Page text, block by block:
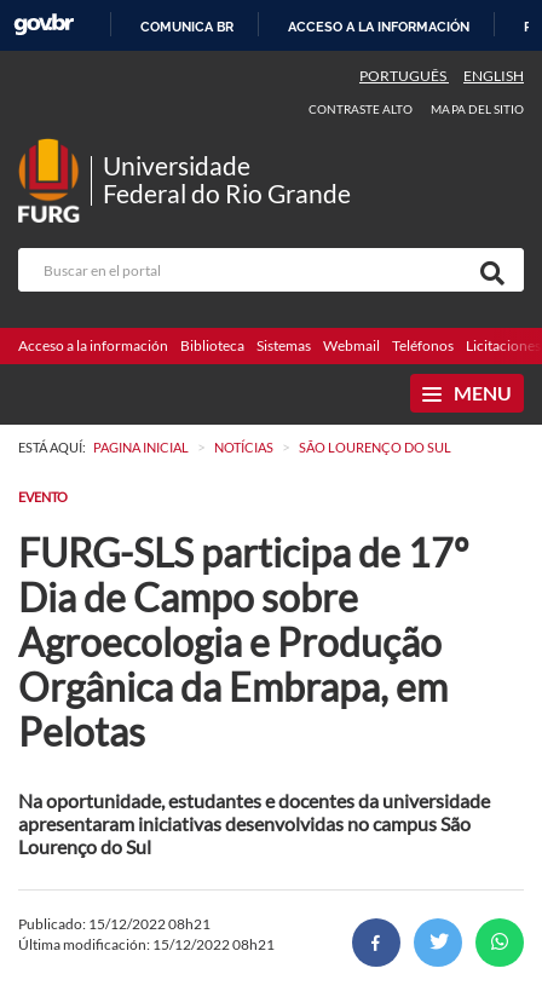
CONTENIDO
COMUNICA BR ACCESO A LA INFORMACIÓN
PORTUGUÊS ENGLISH
CONTRASTE ALTO MAPA DEL SITIO
Universidade
Federal do Rio Grande
Acceso a la información Biblioteca Sistemas Webmail Teléfonos Licitaciones
MENU
ESTÁ AQUÍ: PAGINA INICIAL > NOTÍCIAS > SÃO LOURENÇO DO SUL
EVENTO
FURG-SLS participa de 17º
Dia de Campo sobre
Agroecologia e Produção
Orgânica da Embrapa, em
Pelotas
Na oportunidade, estudantes e docentes da universidade
apresentaram iniciativas desenvolvidas no campus São
Lourenço do Sul
Publicado: 15/12/2022 08h21
Última modificación: 15/12/2022 08h21